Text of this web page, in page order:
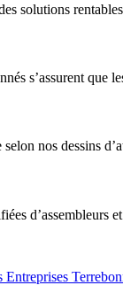
solutions
s’assurent que
nos dessins
d’assembleurs
Entreprises